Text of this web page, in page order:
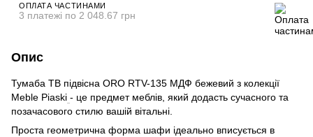
ОПЛАТА ЧАСТИНАМИ
3 платежі по 2 048.67 грн
Опис
Тумаба ТВ підвісна ORO RTV-135 МДФ бежевий з колекції
Meble Piaski - це предмет меблів, який додасть сучасного та
позачасового стилю вашій вітальні.
Проста геометрична форма шафи ідеально вписується в